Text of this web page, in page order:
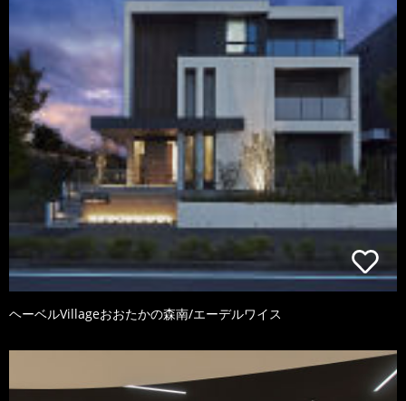
ヘーベルVillageおおたかの森南/エーデルワイス